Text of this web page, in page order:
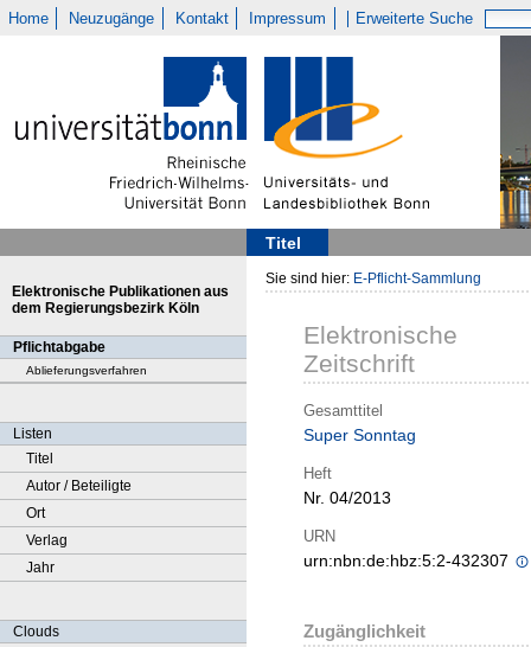
Home Neuzugänge Kontakt Impressum Erweiterte Suche
Titel
Elektronische Publikationen aus
dem Regierungsbezirk Köln
Pflichtabgabe
Ablieferungsverfahren
Listen
Titel
Autor / Beteiligte
Ort
Verlag
Jahr
Clouds
Sie sind hier: E-Pflicht-Sammlung
Elektronische
Zeitschrift
Gesamttitel
Super Sonntag
Heft
Nr. 04/2013
URN
urn:nbn:de:hbz:5:2-432307
Zugänglichkeit